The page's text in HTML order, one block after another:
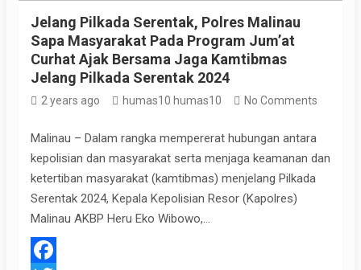
Jelang Pilkada Serentak, Polres Malinau
Sapa Masyarakat Pada Program Jum’at
Curhat Ajak Bersama Jaga Kamtibmas
Jelang Pilkada Serentak 2024
2 years ago humas10 humas10 No Comments
Malinau – Dalam rangka mempererat hubungan antara
kepolisian dan masyarakat serta menjaga keamanan dan
ketertiban masyarakat (kamtibmas) menjelang Pilkada
Serentak 2024, Kepala Kepolisian Resor (Kapolres)
Malinau AKBP Heru Eko Wibowo,…